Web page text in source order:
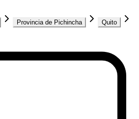
Provincia de Pichincha Quito